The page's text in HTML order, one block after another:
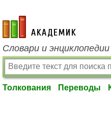
academic.ru
Словари и
Толкования Переводы